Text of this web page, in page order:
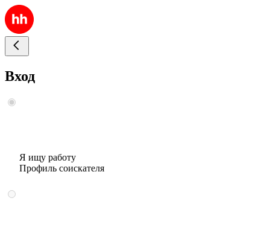
Вход
Я ищу работу
Профиль соискателя